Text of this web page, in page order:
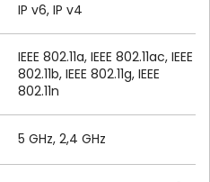
IP v6, IP v4
IEEE 802.11a, IEEE 802.11ac, IEEE
802.11b, IEEE 802.11g, IEEE
802.11n
5 GHz, 2,4 GHz